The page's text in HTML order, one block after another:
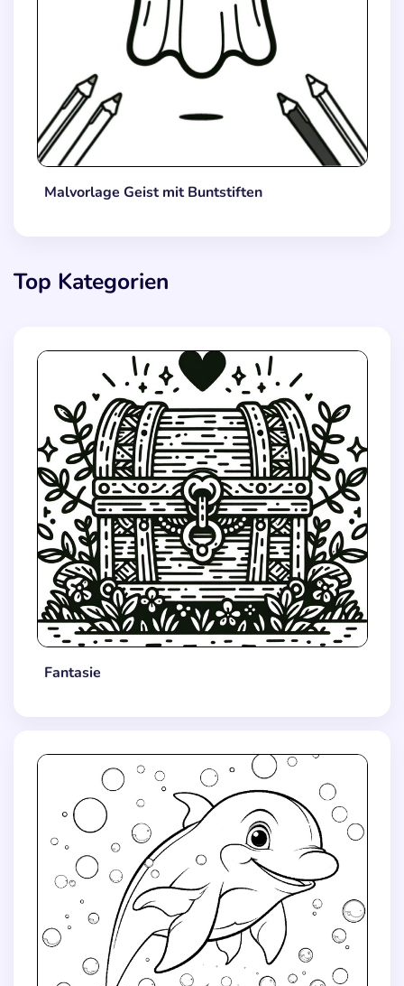
Malvorlage Geist mit Buntstiften
Top Kategorien
Fantasie